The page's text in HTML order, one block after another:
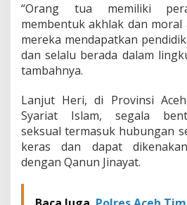
“Orang tua memiliki
membentuk akhlak dan moral
mereka mendapatkan
dan selalu berada dalam
tambahnya.
Lanjut Heri, di Provinsi
Syariat Islam, segala
seksual termasuk hubungan
keras dan dapat
dengan Qanun Jinayat.